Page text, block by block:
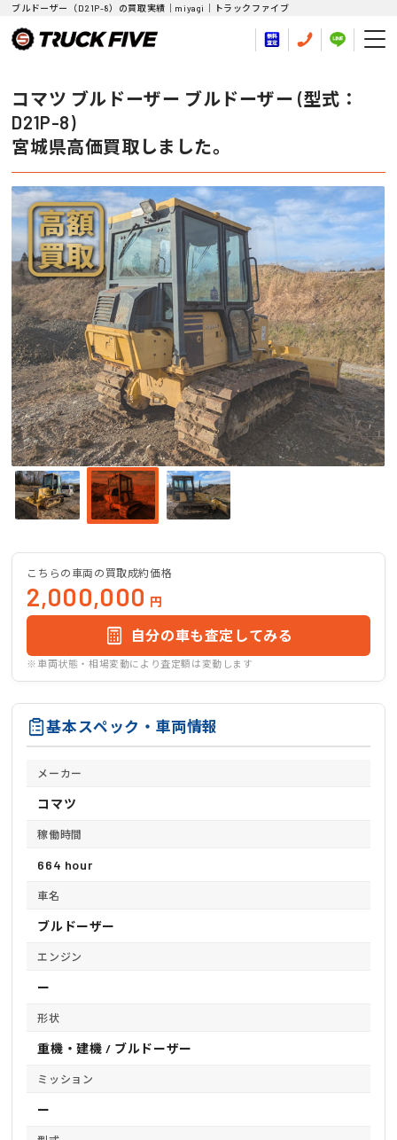
ブルドーザー（D21P-8）の買取実績｜miyagi｜トラックファイブ
コマツ ブルドーザー ブルドーザー (型式：
D21P-8)
宮城県高価買取しました。
こちらの車両の買取成約価格
2,000,000 円
自分の車も査定してみる
※車両状態・相場変動により査定額は変動します
基本スペック・車両情報
メーカー
コマツ
稼働時間
664 hour
車名
ブルドーザー
エンジン
ー
形状
重機・建機 / ブルドーザー
ミッション
ー